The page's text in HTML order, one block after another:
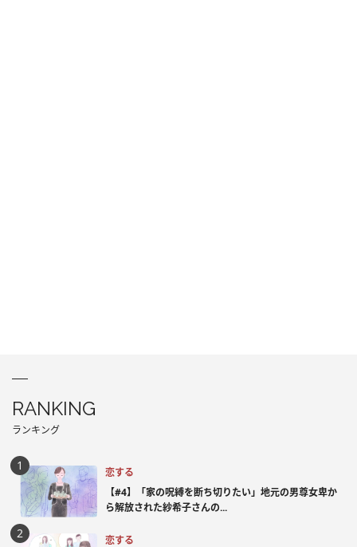
RANKING
ランキング
恋する
【#4】「家の呪縛を断ち切りたい」地元の男尊女卑か
ら解放された紗希子さんの...
恋する